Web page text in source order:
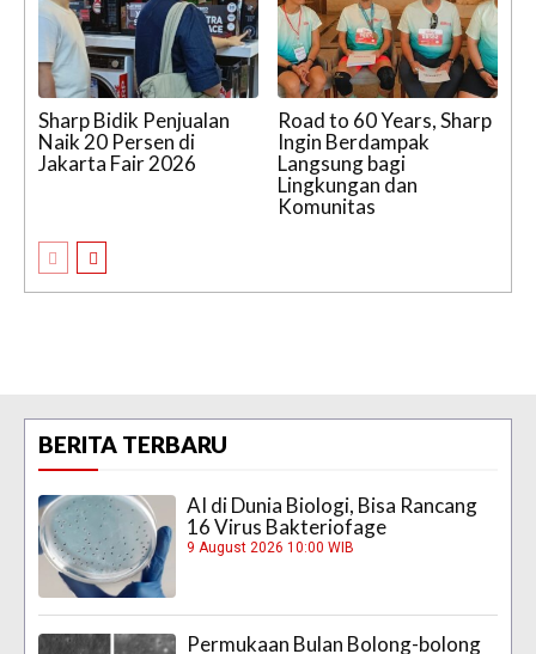
Sharp Bidik Penjualan
Naik 20 Persen di
Jakarta Fair 2026
Road to 60 Years, Sharp
Ingin Berdampak
Langsung bagi
Lingkungan dan
Komunitas
BERITA TERBARU
AI di Dunia Biologi, Bisa Rancang
16 Virus Bakteriofage
9 August 2026 10:00 WIB
Permukaan Bulan Bolong-bolong